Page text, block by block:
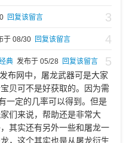
3
回复该留言
4
于 08/30 回复该留言
5
典 发布于 05/28 回复该留言
布网中，屠龙武器可是大家
贝可不是好获取的。因为需
一定的几率可以得到。但是
们来说，帮助还是非常大
其实还有另外一些和屠龙一
，这个其实也是从屠龙衍生